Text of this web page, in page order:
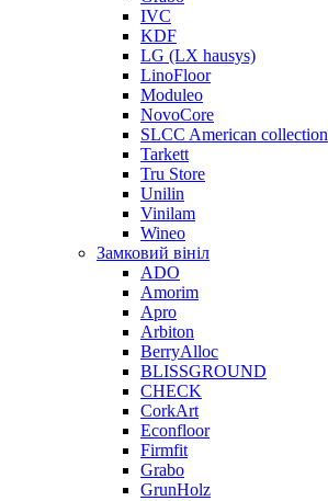
IVC
KDF
LG (LX hausys)
LinoFloor
Moduleo
NovoCore
SLCC American collection
Tarkett
Tru Store
Unilin
Vinilam
Wineo
Замковий вініл
ADO
Amorim
Apro
Arbiton
BerryAlloc
BLISSGROUND
CHECK
CorkArt
Econfloor
Firmfit
Grabo
GrunHolz